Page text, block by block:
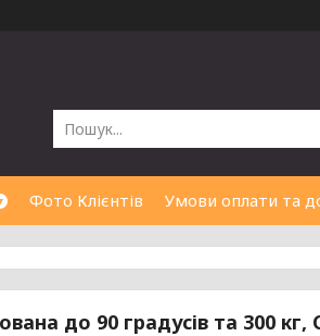
Фото Клієнтів Умови оплати та
до 90 градусів та 300